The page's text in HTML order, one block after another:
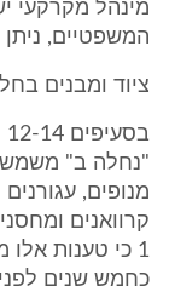
מינהל מקרקעי
המשפטיים, ניתן ביום 12.3.12),
ציוד ומבנים
"נחלה ב" משמש
מנופים,
1 כי טענות
כחמש שנים